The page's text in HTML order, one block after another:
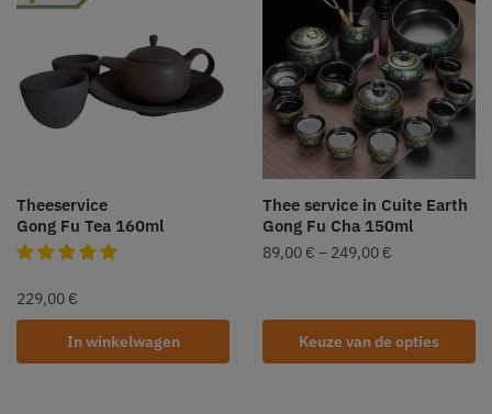
Theeservice
Gong Fu Tea 160ml
229,00 €
In winkelwagen
Thee service in Cuite Earth
Gong Fu Cha 150ml
89,00 € – 249,00 €
Keuze van de opties